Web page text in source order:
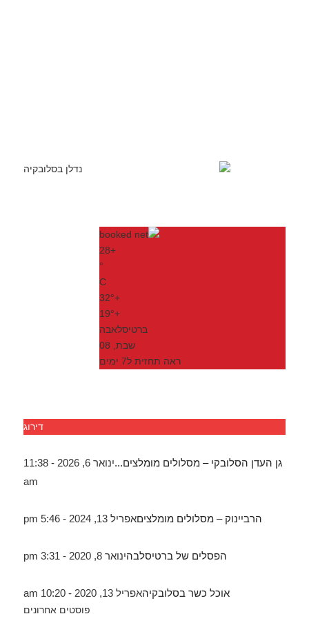
+
28
°
C
+
32°
+
19°
ברטיסלאבה
שבת, 08
ראה תחזית ל7 ימים
דירוג
גן העדן הסלובקי – מסלולים מומלצים...
ינואר 6, 2026 - 11:38
am
הרביינוק – מסלולים מומלציםאפריל 13, 2024 - 5:46 pm
הפסלים של ברטיסלבהינואר 8, 2020 - 3:31 pm
אוכל כשר בסלובקיהאפריל 13, 2020 - 10:20 am
פוסטים אחרונים